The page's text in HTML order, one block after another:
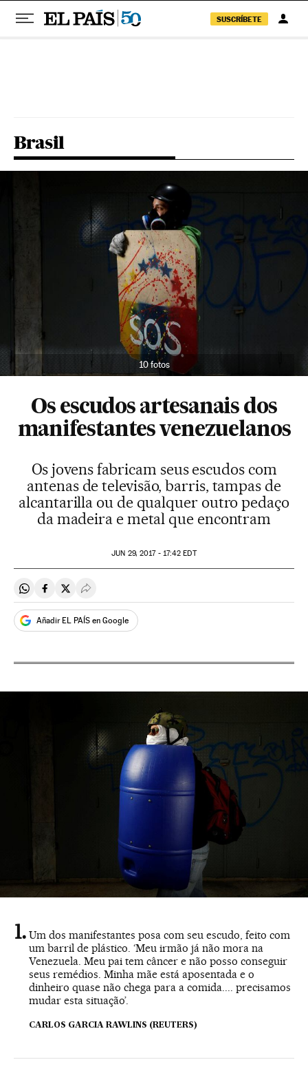
SUSCRÍBETE
Brasil
10 fotos
Os escudos artesanais dos
manifestantes venezuelanos
Os jovens fabricam seus escudos com
antenas de televisão, barris, tampas de
alcantarilla ou de qualquer outro pedaço
da madeira e metal que encontram
JUN 29, 2017 - 17:42 EDT
Compartir en Whatsapp
Compartir en Facebook
Compartir en Twitter
Desplegar Redes Sociales
Añadir EL PAÍS en Google
Um dos manifestantes posa com seu escudo, feito com
um barril de plástico. ‘Meu irmão já não mora na
Venezuela. Meu pai tem câncer e não posso conseguir
seus remédios. Minha mãe está aposentada e o
dinheiro quase não chega para a comida.... precisamos
mudar esta situação’.
CARLOS GARCIA RAWLINS (REUTERS)